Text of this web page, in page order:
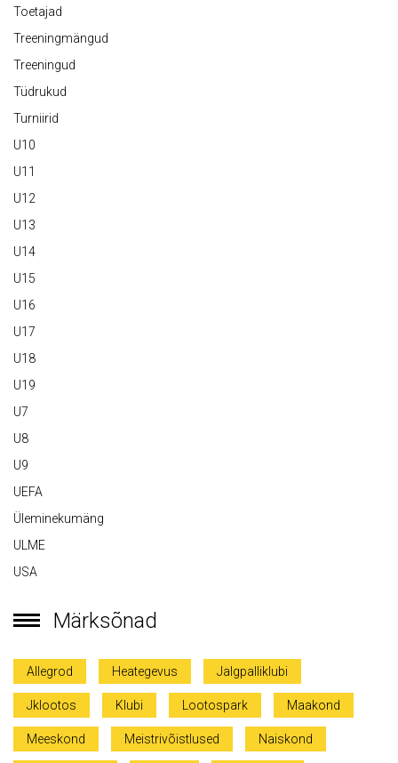
Toetajad
Treeningmängud
Treeningud
Tüdrukud
Turniirid
U10
U11
U12
U13
U14
U15
U16
U17
U18
U19
U7
U8
U9
UEFA
Üleminekumäng
ULME
USA
Märksõnad
Allegrod Heategevus Jalgpalliklubi
Jklootos Klubi Lootospark Maakond
Meeskond Meistrivõistlused Naiskond